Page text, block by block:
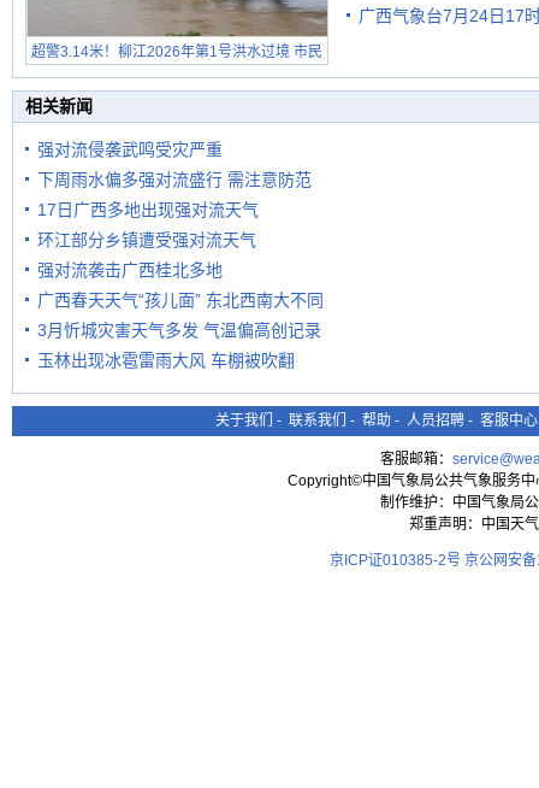
超警3.14米！柳江2026年第1号洪水过境 市民
在堤岸见证汛况
级预警
广西气象台7月24日17
相关新闻
强对流侵袭武鸣受灾严重
下周雨水偏多强对流盛行 需注意防范
17日广西多地出现强对流天气
环江部分乡镇遭受强对流天气
强对流袭击广西桂北多地
广西春天天气“孩儿面” 东北西南大不同
3月忻城灾害天气多发 气温偏高创记录
玉林出现冰雹雷雨大风 车棚被吹翻
关于我们 - 联系我们 - 帮助 - 人员招聘 - 客服中心
客服邮箱：
Copyright©中国气象局公共气象服务
制作维护：中国气象局
郑重声明：中国天
京ICP证010385-2号 京公网安